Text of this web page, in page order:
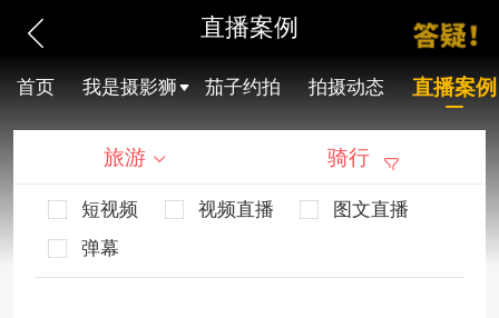
直播案例
首页 我是摄影狮 茄子约拍 拍摄动态 直播案例
旅游 骑行
短视频 视频直播
图文直播
弹幕